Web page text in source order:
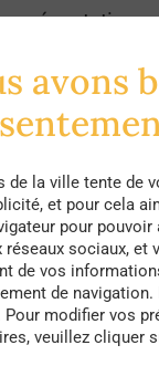
artistes en
avons
de la ville tente de
et pour cela
pour
réseaux sociaux,
de vos
de
modifier vos
veuillez cliquer